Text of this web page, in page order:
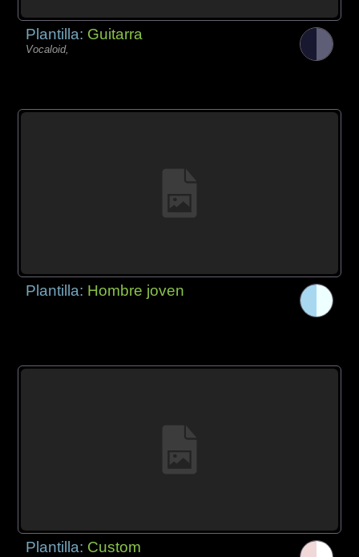
Plantilla: Guitarra
Vocaloid,
Plantilla: Hombre joven
Plantilla: Custom